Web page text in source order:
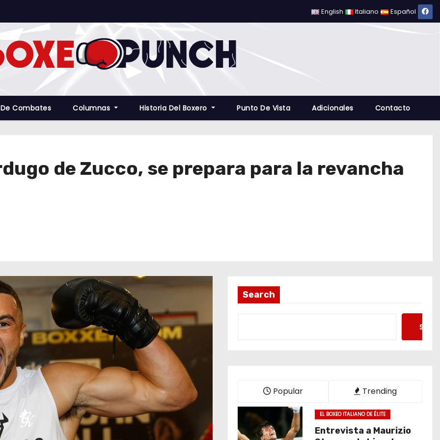
English Italiano Español
Combates Columnas Historia Del Boxero Punto De Vista Adicionales Contacto
de Zucco, se prepara para la revancha
Search
Popular Trending
EL BOXEO ITALIANO DE ÉLITE
Entrevista a Maurizio